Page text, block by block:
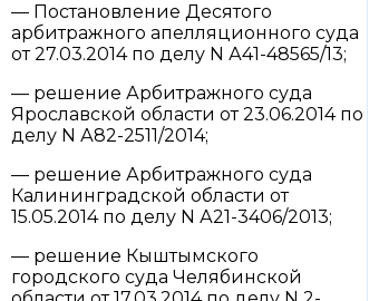
— Постановление Десятого
арбитражного апелляционного суда
от 27.03.2014 по делу N А41-48565/13;
— решение Арбитражного суда
Ярославской области от 23.06.2014 по
делу N А82-2511/2014;
— решение Арбитражного суда
Калининградской области от
15.05.2014 по делу N А21-3406/2013;
— решение Кыштымского
городского суда Челябинской